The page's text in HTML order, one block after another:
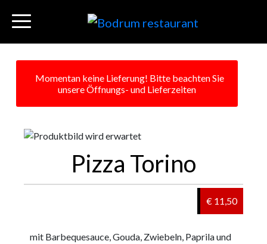
Momentan keine Lieferung! Bitte beachten Sie
unsere Öffnungs- und Lieferzeiten
Pizza Torino
€ 11,50
mit Barbequesauce, Gouda, Zwiebeln, Paprila und